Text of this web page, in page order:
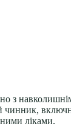
з
чинник,
ліками.